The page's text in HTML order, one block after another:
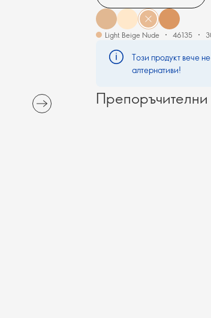
Light Beige Nude 46135
Този продукт вече
алтернативи!
Препоръчителни